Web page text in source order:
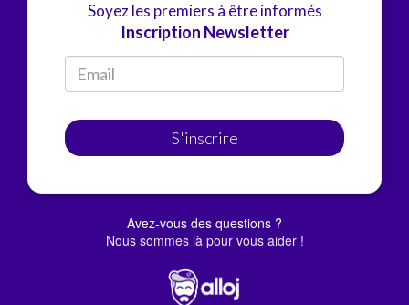
Soyez les premiers à être informés
Inscription Newsletter
S'inscrire
Avez-vous des questions ?
Nous sommes là pour vous aider !